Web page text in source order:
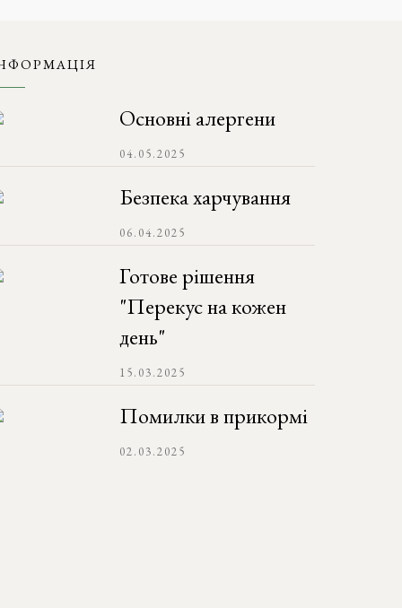
Основні алергени
04.05.2025
Безпека харчування
06.04.2025
Готове рішення
"Перекус на кожен
день"
15.03.2025
Помилки в прикормі
02.03.2025